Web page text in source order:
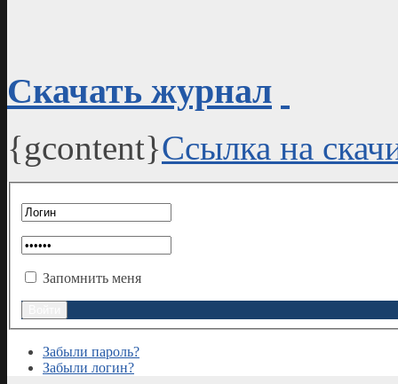
Скачать журнал
{gcontent}Ссылка на
Запомнить меня
Забыли пароль?
Забыли логин?